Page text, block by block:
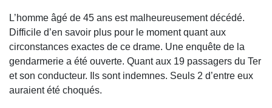
L’homme âgé de 45 ans est malheureusement décédé.
Difficile d’en savoir plus pour le moment quant aux
circonstances exactes de ce drame. Une enquête de la
gendarmerie a été ouverte. Quant aux 19 passagers du Ter
et son conducteur. Ils sont indemnes. Seuls 2 d’entre eux
auraient été choqués.